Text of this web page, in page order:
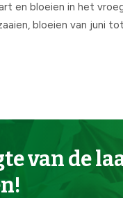
en bloeien in het
bloeien van juni
van de